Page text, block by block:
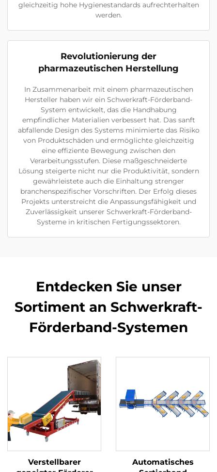
gleichzeitig hohe Hygienestandards aufrechterhalten
werden.
Revolutionierung der
pharmazeutischen Herstellung
In Zusammenarbeit mit einem pharmazeutischen
Hersteller haben wir ein Schwerkraft-Förderband-
System entwickelt, das die Handhabung
empfindlicher Materialien verbessert hat. Das sanft
abfallende Design des Systems minimierte das Risiko
von Produktschäden und ermöglichte gleichzeitig
eine effiziente Bewegung zwischen den
Verarbeitungsstufen. Diese maßgeschneiderte
Lösung steigerte nicht nur die Produktivität, sondern
gewährleistete auch die Einhaltung strenger
branchenspezifischer Vorschriften. Der Erfolg dieses
Projekts unterstreicht die Anpassungsfähigkeit und
Zuverlässigkeit unserer Schwerkraft-Förderband-
Systeme in kritischen Fertigungssektoren.
Entdecken Sie unser
Sortiment an Schwerkraft-
Förderband-Systemen
Verstellbarer
Automatisches